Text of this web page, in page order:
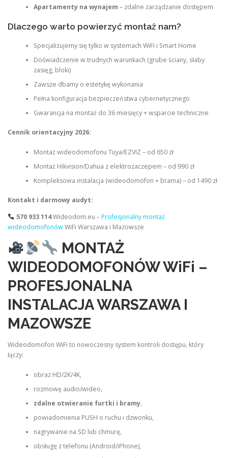
Apartamenty na wynajem – zdalne zarządzanie dostępem
Dlaczego warto powierzyć montaż nam?
Specjalizujemy się tylko w systemach WiFi i Smart Home
Doświadczenie w trudnych warunkach (grube ściany, słaby
zasięg, bloki)
Zawsze dbamy o estetykę wykonania
Pełna konfiguracja bezpieczeństwa cybernetycznego
Gwarancja na montaż do 36 miesięcy + wsparcie techniczne
Cennik orientacyjny 2026:
Montaż wideodomofonu Tuya/EZVIZ – od 650 zł
Montaż Hikvision/Dahua z elektrozaczepem – od 990 zł
Kompleksowa instalacja (wideodomofon + brama) – od 1490 zł
Kontakt i darmowy audyt:
570 933 114Wideodom.eu –Profesjonalny montaż
wideodomofonówWiFi Warszawa i Mazowsze
MONTAŻ
WIDEODOMOFONÓW WiFi –
PROFESJONALNA
INSTALACJA WARSZAWA I
MAZOWSZE
Wideodomofon WiFi to nowoczesny system kontroli dostępu, który
łączy:
obraz HD/2K/4K,
rozmowę audio/wideo,
zdalne otwieranie furtki i bramy,
powiadomienia PUSH o ruchu i dzwonku,
nagrywanie na SD lub chmurę,
obsługę z telefonu (Android/iPhone),